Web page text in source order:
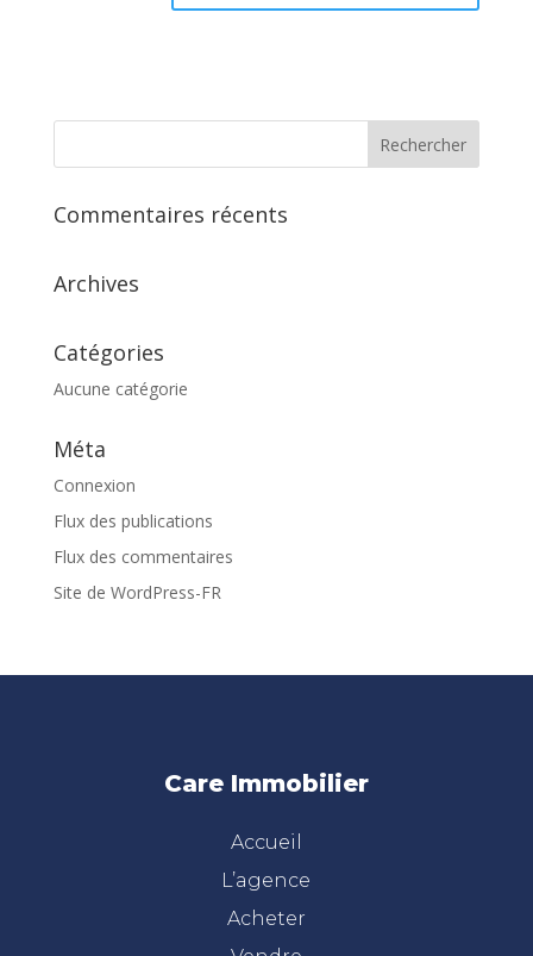
Commentaires récents
Archives
Catégories
Aucune catégorie
Méta
Connexion
Flux des publications
Flux des commentaires
Site de WordPress-FR
Care Immobilier
Accueil
L’agence
Acheter